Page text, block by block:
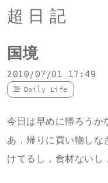
超日記
国境
2010/07/01 17:49
Daily Life
今日は早めに帰ろうか
あ，帰りに買い物しな
けてるし，食材ないし